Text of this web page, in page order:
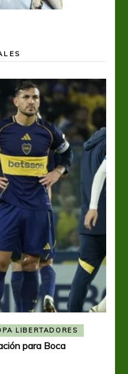
LIBERTADORES
para Boca